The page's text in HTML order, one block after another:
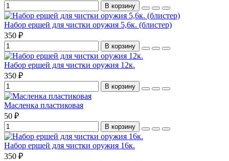
В корзину
Набор ершей для чистки оружия 5,6к. (блистер)
350 ₽
В корзину
Набор ершей для чистки оружия 12к.
350 ₽
В корзину
Масленка пластиковая
50 ₽
В корзину
Набор ершей для чистки оружия 16к.
350 ₽